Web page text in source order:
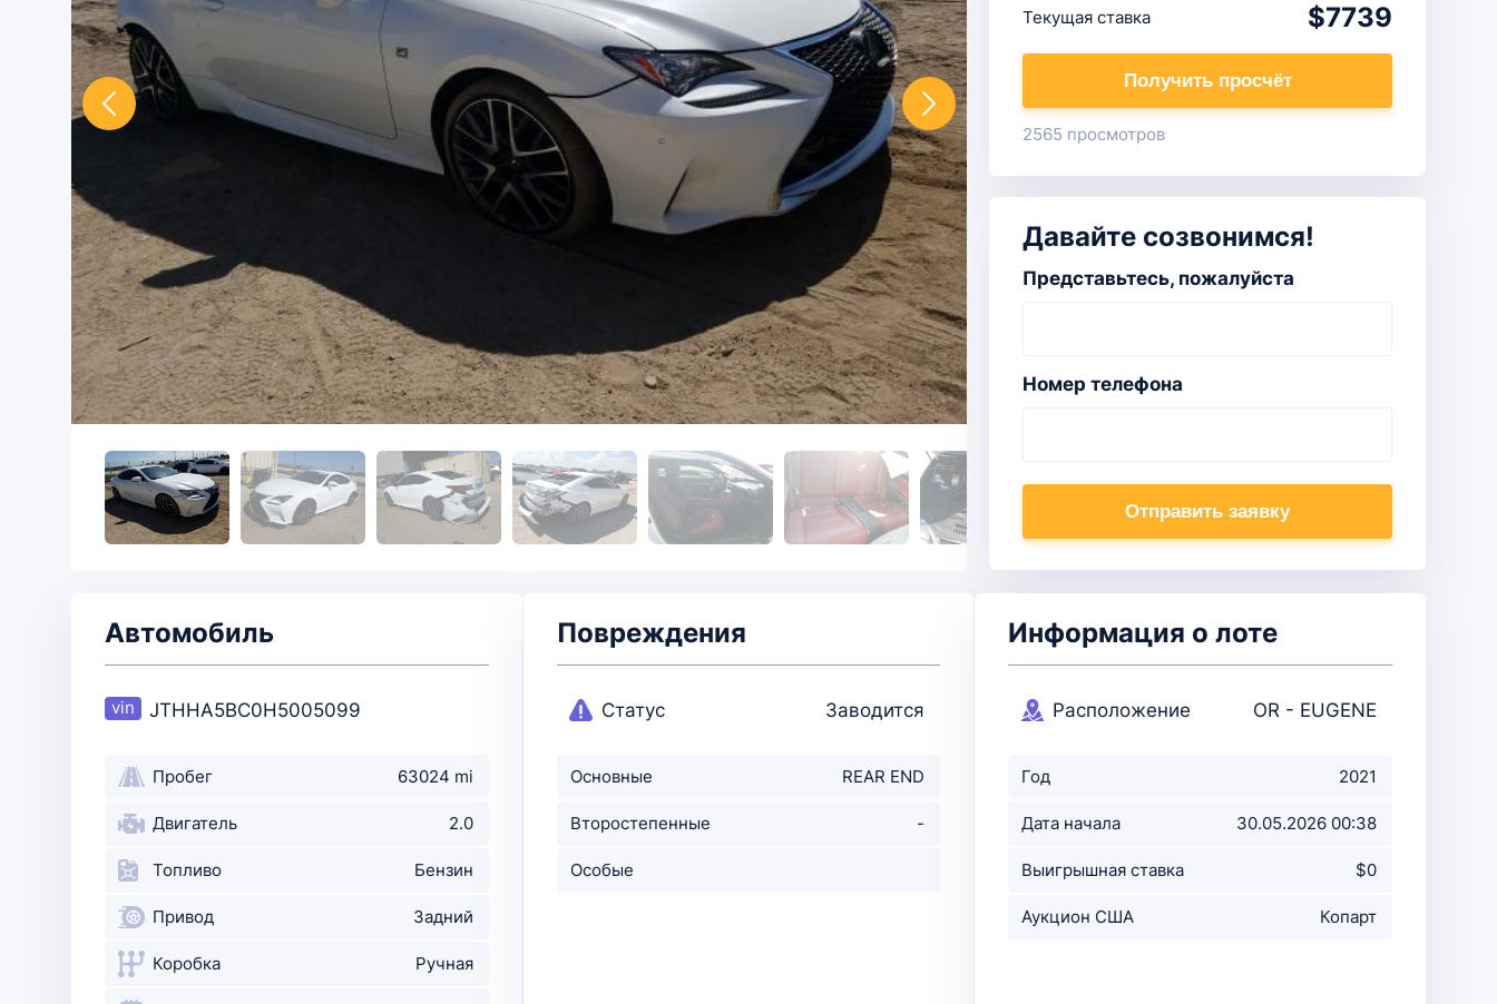
Текущая ставка $7739
Получить просчёт
2565 просмотров
Давайте созвонимся!
Представьтесь, пожалуйста
Номер телефона
Отправить заявку
Автомобиль
JTHHA5BC0H5005099
Пробег 63024 mi
Двигатель 2.0
Топливо Бензин
Привод Задний
Коробка Ручная
Повреждения
Статус Заводится
Основные
повреждения
REAR END
Второстепенные
повр-ния
-
Особые
Информация о лоте
Расположение
OR - EUGENE
Год 2021
Дата начала
аукциона
30.05.2026 00:38
Выигрышная ставка $0
Аукцион США Копарт